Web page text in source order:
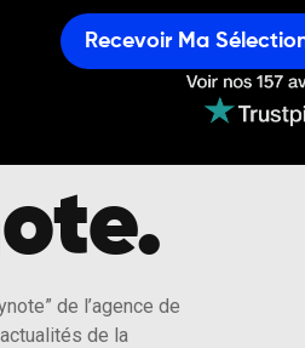
Recevoir Ma
de l’agence de
de la